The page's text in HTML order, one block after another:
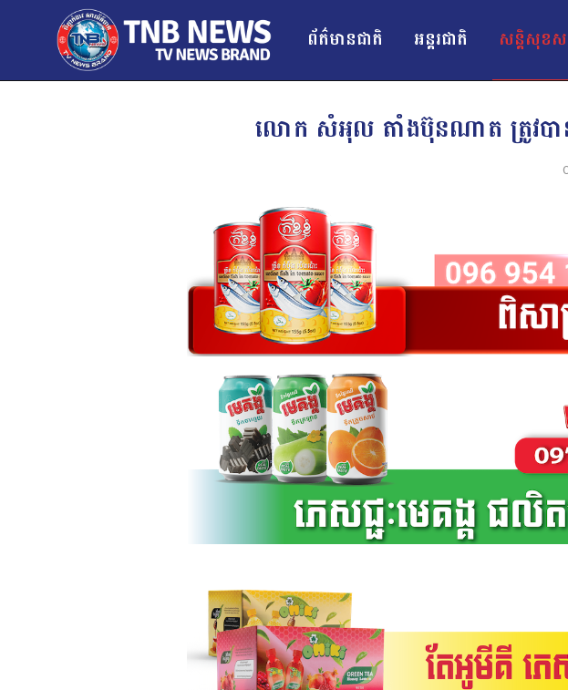
ព័ត៌មានជាតិ អន្ដរជាតិ សន្តិសុខស
លោក សំអុល តាំងប៊ុនណាត ត្រូវបានតែ